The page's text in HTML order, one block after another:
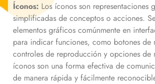
Íconos: Los íconos son representaciones
simplificadas de conceptos o acciones.
elementos gráficos comúnmente en
para indicar funciones, como botones de
controles de reproducción y opciones de
íconos son una forma efectiva de
de manera rápida y fácilmente